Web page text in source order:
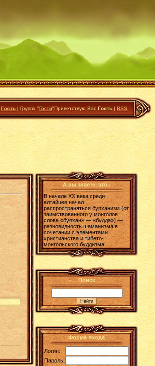
Гость | Группа "Гости"Приветствую Вас Гость | RSS
А вы знаете, что..
В начале XX века среди
алтайцев начал
распространяться бурханизм (от
заимствованного у монголов
слова «бурхан» — «будда») —
разновидность шаманизма в
сочетании с элементами
христианства и тибето-
монгольского буддизма
Поиск
Форма входа
Логин:
Пароль: